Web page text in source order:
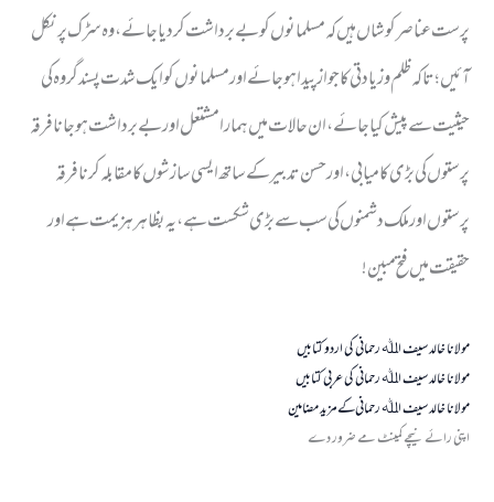
پرست عناصر کوشاں ہیں کہ مسلمانوں کو بے برداشت کردیا جائے ، وہ سڑک پر نکل
آئیں ؛ تاکہ ظلم و زیادتی کا جواز پیدا ہوجائے اور مسلمانوں کو ایک شدت پسند گروہ کی
حیثیت سے پیش کیا جائے ، ان حالات میں ہمارا مشتعل اور بے برداشت ہو جانا فرقہ
پرستوں کی بڑی کامیابی ، اور حسن تدبیر کے ساتھ ایسی سازشوں کا مقابلہ کرنا فرقہ
پرستوں اور ملک دشمنوں کی سب سے بڑی شکست ہے ، یہ بظاہر ہزیمت ہے اور
حقیقت میں فتح مبین !
مولانا خالد سیف اﷲ رحمانی کی اردو کتابیں
مولانا خالد سیف اﷲ رحمانی کی عربی کتابیں
مولانا خالد سیف اﷲ رحمانیکےمزید مضامین
اپنی رائے نیچے کمینٹ مے ضرور دے